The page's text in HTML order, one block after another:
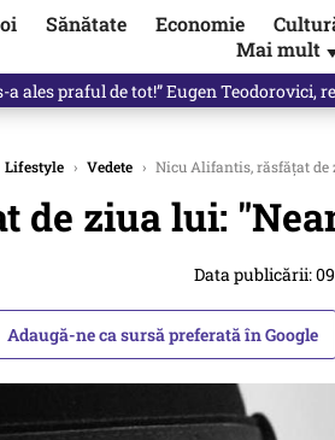
Sănătate Economie
Mai mult
a ales praful de tot!” Eugen Teodorovici,
Lifestyle › Vedete › Nicu Alifantis, răsfăţat de
ziua lui:
Data publicării: 09
Adaugă-ne ca sursă preferată în Google